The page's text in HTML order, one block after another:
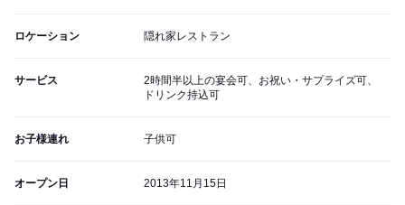
ロケーション 隠れ家レストラン
サービス
2時間半以上の宴会可、お祝い・サプライズ可、
ドリンク持込可
お子様連れ 子供可
オープン日 2013年11月15日